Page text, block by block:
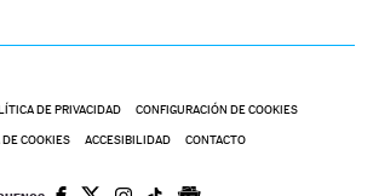
DE PRIVACIDAD CONFIGURACIÓN DE COOKIES
COOKIES ACCESIBILIDAD CONTACTO